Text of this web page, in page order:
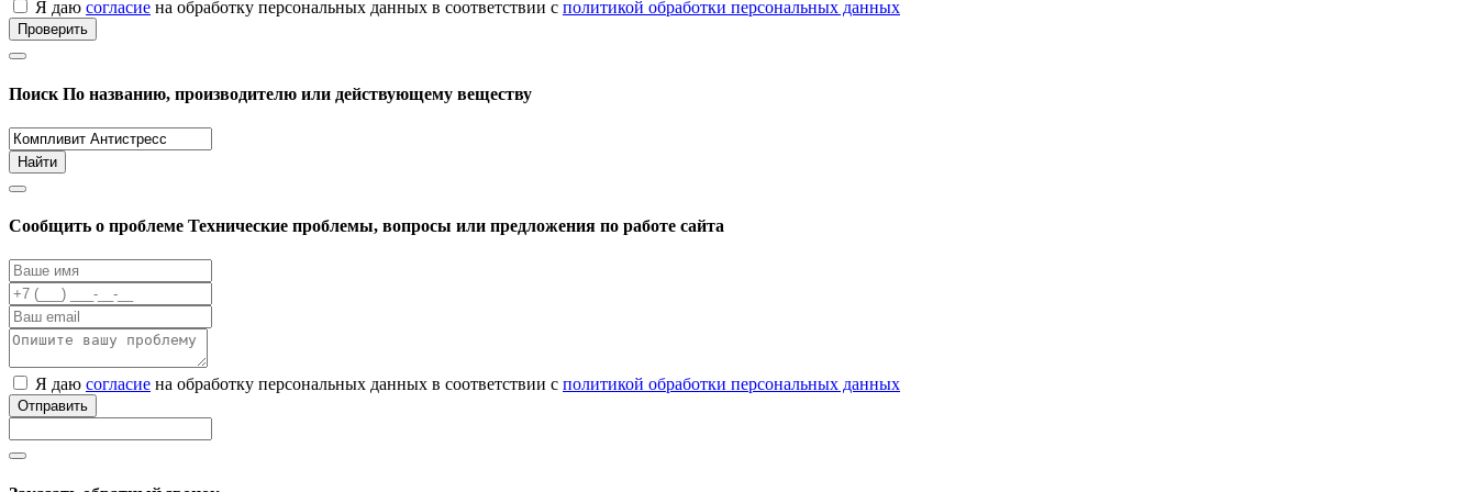
Я даю согласие на обработку персональных данных в соответствии с политикой обработки персональных данных
Проверить
Поиск По названию, производителю или действующему веществу
Найти
Cообщить о проблеме Технические проблемы, вопросы или предложения по работе сайта
Я даю согласие на обработку персональных данных в соответствии с политикой обработки персональных данных
Отправить